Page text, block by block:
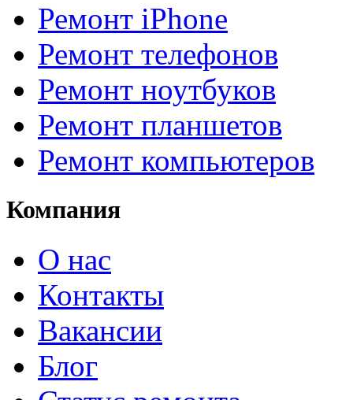
Ремонт iPhone
Ремонт телефонов
Ремонт ноутбуков
Ремонт планшетов
Ремонт компьютеров
Компания
О нас
Контакты
Вакансии
Блог